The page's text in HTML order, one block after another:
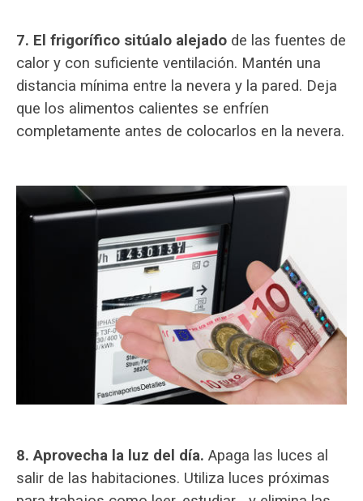
7. El frigorífico sitúalo alejado de las fuentes de
calor y con suficiente ventilación. Mantén una
distancia mínima entre la nevera y la pared. Deja
que los alimentos calientes se enfríen
completamente antes de colocarlos en la nevera.
8. Aprovecha la luz del día. Apaga las luces al
salir de las habitaciones. Utiliza luces próximas